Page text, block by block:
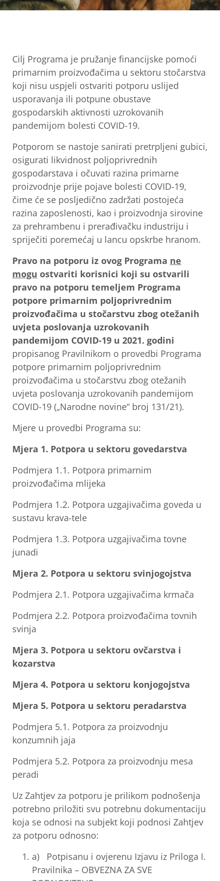
Cilj Programa je pružanje financijske pomoći
primarnim proizvođačima u sektoru stočarstva
koji nisu uspjeli ostvariti potporu uslijed
usporavanja ili potpune obustave
gospodarskih aktivnosti uzrokovanih
pandemijom bolesti COVID-19.
Potporom se nastoje sanirati pretrpljeni gubici,
osigurati likvidnost poljoprivrednih
gospodarstava i očuvati razina primarne
proizvodnje prije pojave bolesti COVID-19,
čime će se posljedično zadržati postojeća
razina zaposlenosti, kao i proizvodnja sirovine
za prehrambenu i prerađivačku industriju i
spriječiti poremećaj u lancu opskrbe hranom.
Pravo na potporu iz ovog Programa ne
mogu ostvariti korisnici koji su ostvarili
pravo na potporu temeljem Programa
potpore primarnim poljoprivrednim
proizvođačima u stočarstvu zbog otežanih
uvjeta poslovanja uzrokovanih
pandemijom COVID-19 u 2021. godini
propisanog Pravilnikom o provedbi Programa
potpore primarnim poljoprivrednim
proizvođačima u stočarstvu zbog otežanih
uvjeta poslovanja uzrokovanih pandemijom
COVID-19 („Narodne novine“ broj 131/21).
Mjere u provedbi Programa su:
Mjera 1. Potpora u sektoru govedarstva
Podmjera 1.1. Potpora primarnim
proizvođačima mlijeka
Podmjera 1.2. Potpora uzgajivačima goveda u
sustavu krava-tele
Podmjera 1.3. Potpora uzgajivačima tovne
junadi
Mjera 2. Potpora u sektoru svinjogojstva
Podmjera 2.1. Potpora uzgajivačima krmača
Podmjera 2.2. Potpora proizvođačima tovnih
svinja
Mjera 3. Potpora u sektoru ovčarstva i
kozarstva
Mjera 4. Potpora u sektoru konjogojstva
Mjera 5. Potpora u sektoru peradarstva
Podmjera 5.1. Potpora za proizvodnju
konzumnih jaja
Podmjera 5.2. Potpora za proizvodnju mesa
peradi
Uz Zahtjev za potporu je prilikom podnošenja
potrebno priložiti svu potrebnu dokumentaciju
koja se odnosi na subjekt koji podnosi Zahtjev
za potporu odnosno:
a) Potpisanu i ovjerenu Izjavu iz Priloga I.
Pravilnika – OBVEZNA ZA SVE